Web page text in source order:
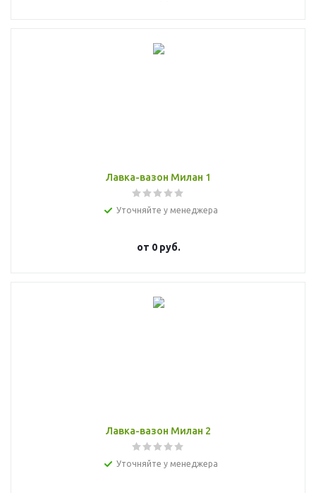
Лавка-вазон Милан 1
Уточняйте у менеджера
от 0 руб.
Лавка-вазон Милан 2
Уточняйте у менеджера